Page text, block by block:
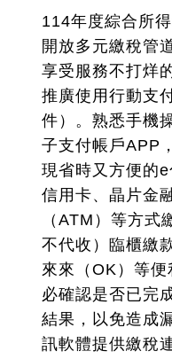
114年度綜合所
開放多元繳稅管
享受服務不打烊
推廣使用行動支
件）。熟悉手機
子支付帳戶APP
現省時又方便的
信用卡、晶片金
（ATM）等方
不代收）臨櫃繳
來來（OK）等
必確認是否已完
結果，以免造成
訊軟體提供繳稅